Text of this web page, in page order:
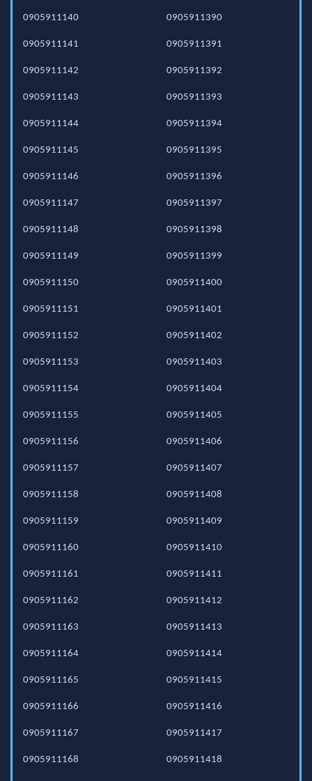
0905911140
0905911141
0905911142
0905911143
0905911144
0905911145
0905911146
0905911147
0905911148
0905911149
0905911150
0905911151
0905911152
0905911153
0905911154
0905911155
0905911156
0905911157
0905911158
0905911159
0905911160
0905911161
0905911162
0905911163
0905911164
0905911165
0905911166
0905911167
0905911168
0905911390
0905911391
0905911392
0905911393
0905911394
0905911395
0905911396
0905911397
0905911398
0905911399
0905911400
0905911401
0905911402
0905911403
0905911404
0905911405
0905911406
0905911407
0905911408
0905911409
0905911410
0905911411
0905911412
0905911413
0905911414
0905911415
0905911416
0905911417
0905911418